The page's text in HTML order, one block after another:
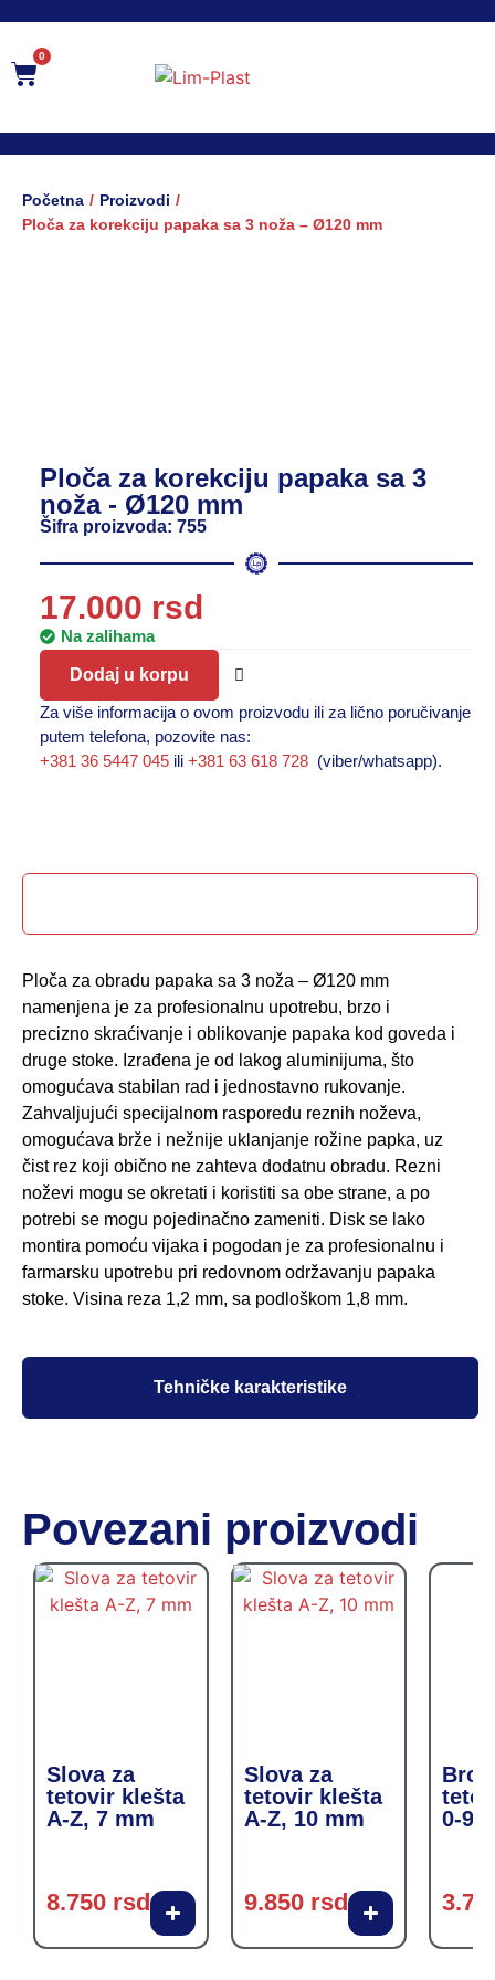
0
Početna / Proizvodi /
Ploča za korekciju papaka sa 3 noža – Ø120 mm
Ploča za korekciju papaka sa 3
noža - Ø120 mm
Šifra proizvoda: 755
Za više informacija o ovom proizvodu ili za lično poručivanje
putem telefona, pozovite nas:
+381 36 5447 045 ili +381 63 618 728 (viber/whatsapp).
17.000 rsd
Na zalihama
Dodaj u korpu
Tehničke karakteristike
Ploča za obradu papaka sa 3 noža – Ø120 mm
namenjena je za profesionalnu upotrebu, brzo i
precizno skraćivanje i oblikovanje papaka kod goveda i
druge stoke. Izrađena je od lakog aluminijuma, što
omogućava stabilan rad i jednostavno rukovanje.
Zahvaljujući specijalnom rasporedu reznih noževa,
omogućava brže i nežnije uklanjanje rožine papka, uz
čist rez koji obično ne zahteva dodatnu obradu. Rezni
noževi mogu se okretati i koristiti sa obe strane, a po
potrebi se mogu pojedinačno zameniti. Disk se lako
montira pomoću vijaka i pogodan je za profesionalnu i
farmarsku upotrebu pri redovnom održavanju papaka
stoke. Visina reza 1,2 mm, sa podloškom 1,8 mm.
Povezani proizvodi
Slova za
tetovir klešta
A-Z, 7 mm
8.750 rsd
Slova za
tetovir klešta
A-Z, 10 mm
9.850 rsd
0-9,